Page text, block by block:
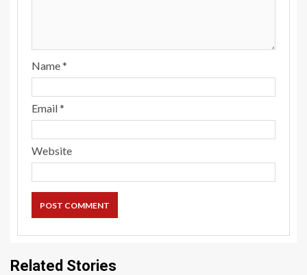
Name*
Email*
Website
Related Stories